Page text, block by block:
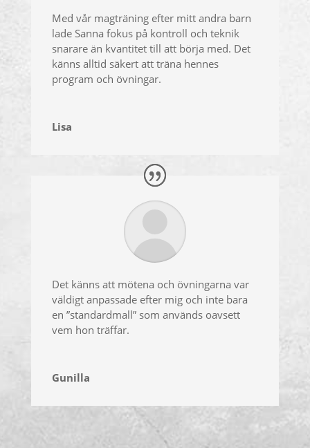
Med vår magträning efter mitt andra barn
lade Sanna fokus på kontroll och teknik
snarare än kvantitet till att börja med. Det
känns alltid säkert att träna hennes
program och övningar.
Lisa
Det känns att mötena och övningarna var
väldigt anpassade efter mig och inte bara
en ”standardmall” som används oavsett
vem hon träffar.
Gunilla